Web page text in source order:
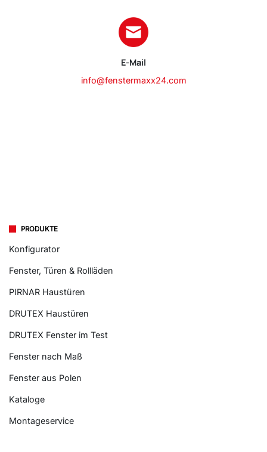
E-Mail
info@fenstermaxx24.com
PRODUKTE
Konfigurator
Fenster, Türen & Rollläden
PIRNAR Haustüren
DRUTEX Haustüren
DRUTEX Fenster im Test
Fenster nach Maß
Fenster aus Polen
Kataloge
Montageservice